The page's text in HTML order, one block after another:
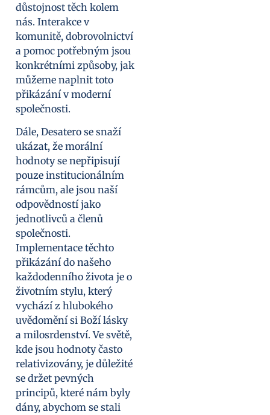
důstojnost těch kolem
nás. Interakce v
komunitě, dobrovolnictví
a pomoc potřebným jsou
konkrétními způsoby, jak
můžeme naplnit toto
přikázání v moderní
společnosti.
Dále, Desatero se snaží
ukázat, že morální
hodnoty se nepřipisují
pouze institucionálním
rámcům, ale jsou naší
odpovědností jako
jednotlivců a členů
společnosti.
Implementace těchto
přikázání do našeho
každodenního života je o
životním stylu, který
vychází z hlubokého
uvědomění si Boží lásky
a milosrdenství. Ve světě,
kde jsou hodnoty často
relativizovány, je důležité
se držet pevných
principů, které nám byly
dány, abychom se stali